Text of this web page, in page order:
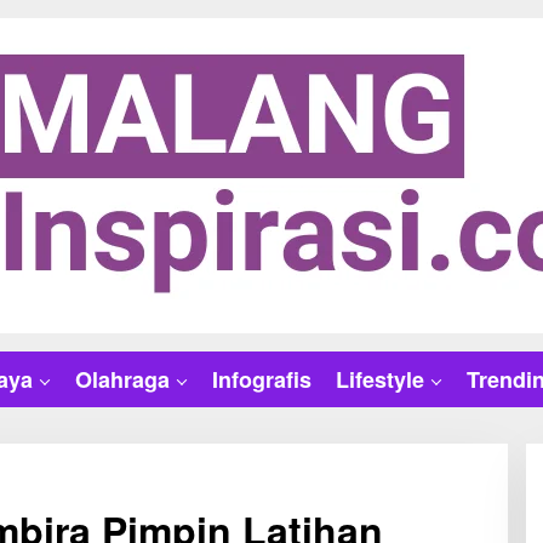
Olahraga Infografis Lifestyle
Pimpin Latihan